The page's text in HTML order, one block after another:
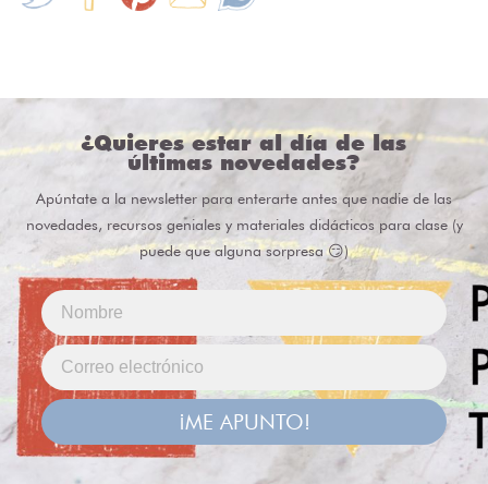
¿Quieres estar al día de las
últimas novedades?
Apúntate a la newsletter para enterarte antes que nadie de las
novedades, recursos geniales y materiales didácticos para clase (y
puede que alguna sorpresa 😏)
¡ME APUNTO!